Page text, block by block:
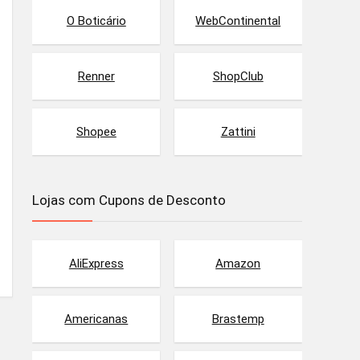
O Boticário WebContinental
Renner ShopClub
Shopee Zattini
Lojas com Cupons de Desconto
AliExpress Amazon
Americanas Brastemp